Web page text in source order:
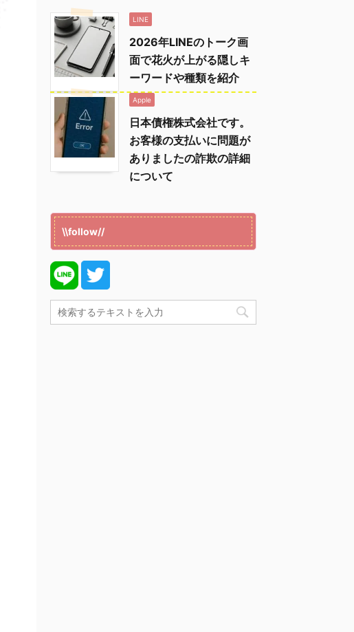
LINE
2026年LINEのトーク画
面で花火が上がる隠しキ
ーワードや種類を紹介
Apple
日本債権株式会社です。
お客様の支払いに問題が
ありましたの詐欺の詳細
について
\\follow//